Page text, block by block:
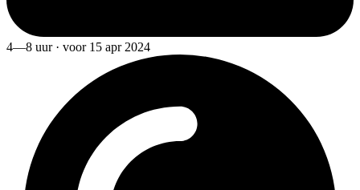
4—8 uur · voor 15 apr 2024